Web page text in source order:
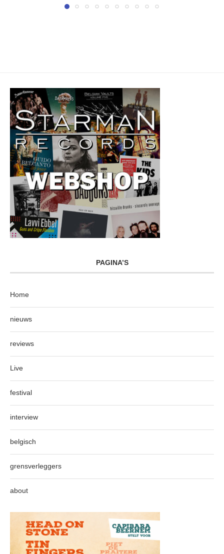
PAGINA’S
Home
nieuws
reviews
Live
festival
interview
belgisch
grensverleggers
about